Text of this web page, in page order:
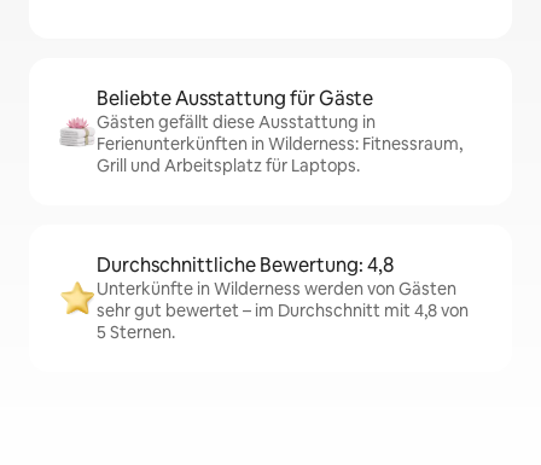
Beliebte Ausstattung für Gäste
Gästen gefällt diese Ausstattung in
Ferienunterkünften in Wilderness: Fitnessraum,
Grill und Arbeitsplatz für Laptops.
Durchschnittliche Bewertung: 4,8
Unterkünfte in Wilderness werden von Gästen
sehr gut bewertet – im Durchschnitt mit 4,8 von
5 Sternen.